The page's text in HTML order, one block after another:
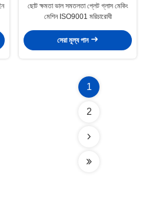
ছোট ক্ষমতা ভাল সমতলতা প্লেট গ্লাস মেকিং
মেশিন ISO9001 মরিচারোধী
সেরা মূল্য পান
1
2